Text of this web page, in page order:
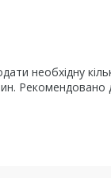
необхідну
Рекомендовано